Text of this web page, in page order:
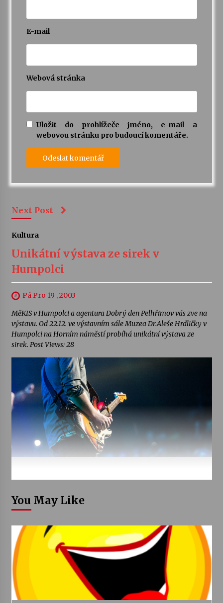
E-mail
Webová stránka
Uložit do prohlížeče jméno, e-mail a
webovou stránku pro budoucí komentáře.
Next Post
Kultura
Unikátní výstava ze sirek v
Humpolci
Pá Pro 19 , 2003
MěKIS v Humpolci a agentura Dobrý den Pelhřimov vás zve na
výstavu. Od 22.12. ve výstavním sále Muzea Dr.Aleše Hrdličky v
Humpolci na Horním náměstí probíhá unikátní výstava ze
sirek. Post Views: 28
You May Like